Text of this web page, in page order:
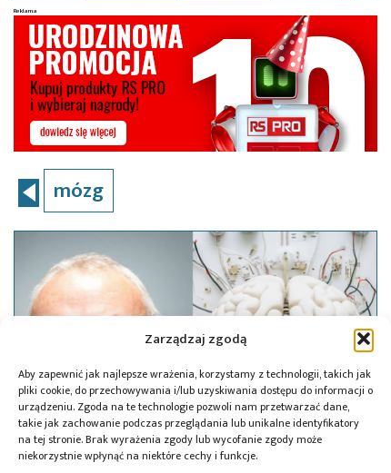
Zarządzaj zgodą
Aby zapewnić jak najlepsze wrażenia, korzystamy z technologii, takich jak
pliki cookie, do przechowywania i/lub uzyskiwania dostępu do informacji o
urządzeniu. Zgoda na te technologie pozwoli nam przetwarzać dane,
takie jak zachowanie podczas przeglądania lub unikalne identyfikatory
na tej stronie. Brak wyrażenia zgody lub wycofanie zgody może
niekorzystnie wpłynąć na niektóre cechy i funkcje.
mózg